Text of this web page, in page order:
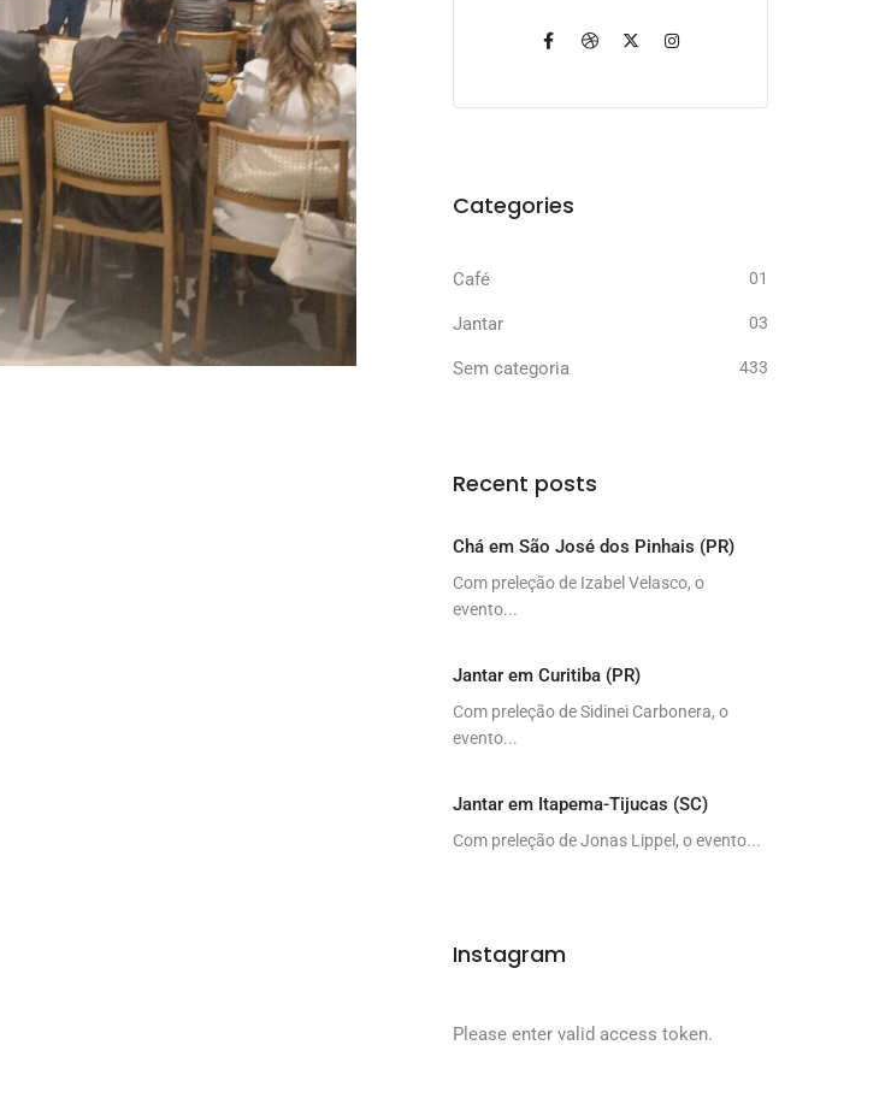
Categories
Café 01
Jantar 03
Sem categoria 433
Recent posts
Chá em São José dos Pinhais (PR)
Com preleção de Izabel Velasco, o
evento...
Jantar em Curitiba (PR)
Com preleção de Sidinei Carbonera, o
evento...
Jantar em Itapema-Tijucas (SC)
Com preleção de Jonas Lippel, o evento...
Instagram
Please enter valid access token.